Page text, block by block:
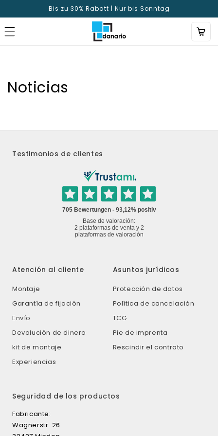
Directamente
al contenido
Bis zu 30% Rabatt | Nur bis Sonntag
Noticias
Testimonios de clientes
Atención al cliente
Montaje
Garantía de fijación
Envío
Devolución de dinero
kit de montaje
Experiencias
Asuntos jurídicos
Protección de datos
Política de cancelación
TCG
Pie de imprenta
Rescindir el contrato
Seguridad de los productos
Fabricante:
Wagnerstr. 26